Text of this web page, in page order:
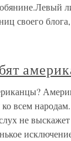
своего
ко всем
не